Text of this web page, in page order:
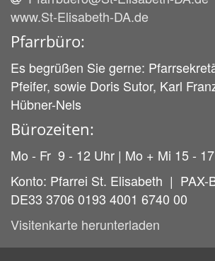
www.St-Elisabeth-DA.de
Pfarrbüro:
Es begrüßen Sie gerne:
Pfeifer, sowie Doris Sutor, Karl
Hübner-Nels
Bürozeiten:
Mo - Fr 9 - 12 Uhr | Mo + Mi 15 -
Konto: Pfarrei St. Elisabeth |
DE33 3706 0193 4001 6740 00
Visitenkarte herunterladen